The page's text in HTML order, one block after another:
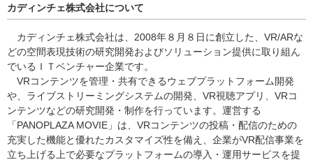
カディンチェ株式会社について
カディンチェ株式会社は、2008年８月８日に創立した、VR/ARな
どの空間表現技術の研究開発およびソリューション提供に取り組ん
でいるＩＴベンチャー企業です。
VRコンテンツを管理・共有できるウェブプラットフォーム開発
や、ライブストリーミングシステムの開発、VR視聴アプリ、VRコ
ンテンツなどの研究開発・制作を行っています。運営する
「PANOPLAZA MOVIE」は、VRコンテンツの投稿・配信のための
充実した機能と優れたカスタマイズ性を備え、企業がVR配信事業を
立ち上げる上で必要なプラットフォームの導入・運用サービスを提